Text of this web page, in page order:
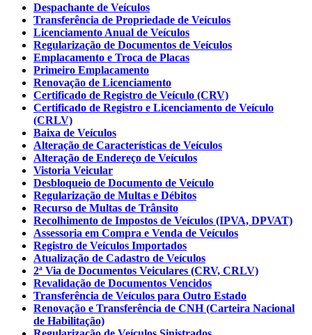
Despachante de Veículos
Transferência de Propriedade de Veículos
Licenciamento Anual de Veículos
Regularização de Documentos de Veículos
Emplacamento e Troca de Placas
Primeiro Emplacamento
Renovação de Licenciamento
Certificado de Registro de Veículo (CRV)
Certificado de Registro e Licenciamento de Veículo
(CRLV)
Baixa de Veículos
Alteração de Características de Veículos
Alteração de Endereço de Veículos
Vistoria Veicular
Desbloqueio de Documento de Veículo
Regularização de Multas e Débitos
Recurso de Multas de Trânsito
Recolhimento de Impostos de Veículos (IPVA, DPVAT)
Assessoria em Compra e Venda de Veículos
Registro de Veículos Importados
Atualização de Cadastro de Veículos
2ª Via de Documentos Veiculares (CRV, CRLV)
Revalidação de Documentos Vencidos
Transferência de Veículos para Outro Estado
Renovação e Transferência de CNH (Carteira Nacional
de Habilitação)